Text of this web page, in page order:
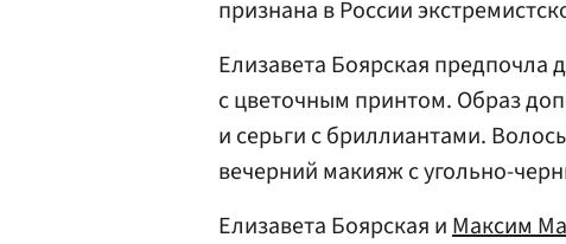
признана в России
Елизавета Боярская предпочла
с цветочным принтом. Образ
и серьги с бриллиантами.
вечерний макияж с угольно-
Елизавета Боярская иМаксим